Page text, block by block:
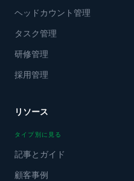
ヘッドカウント管理
タスク管理
研修管理
採用管理
リソース
タイプ別に見る
記事とガイド
顧客事例